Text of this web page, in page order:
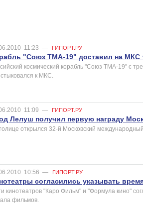
11:23 — ГИПОРТ.РУ
"Союз ТМА-19" доставил на МКС
космический корабль "Союз ТМА-19" с
к МКС.
11:09 — ГИПОРТ.РУ
Лелуш получил первую награду
открылся 32-й Московский
10:56 — ГИПОРТ.РУ
согласились указывать
кинотеатров "Каро Фильм" и "Формула кино"
фильмов.